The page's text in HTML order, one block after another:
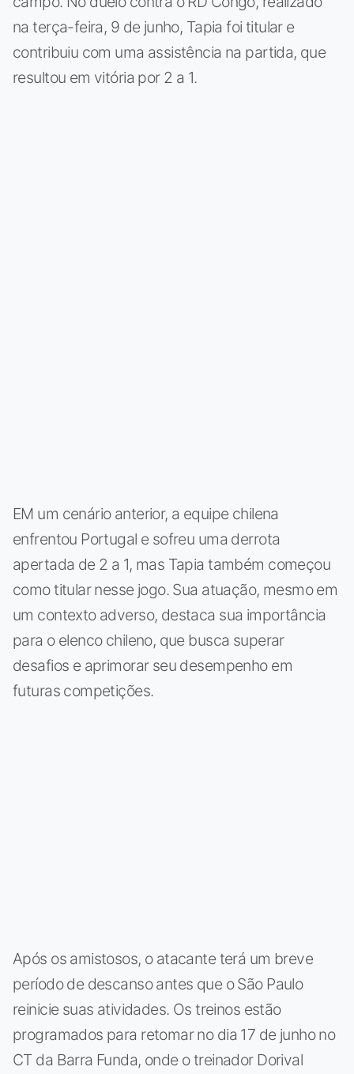
na terça-feira, 9 de junho, Tapia foi titular e
contribuiu com uma assistência na partida, que
resultou em vitória por 2 a 1.
EM um cenário anterior, a equipe chilena
enfrentou Portugal e sofreu uma derrota
apertada de 2 a 1, mas Tapia também começou
como titular nesse jogo. Sua atuação, mesmo em
um contexto adverso, destaca sua importância
para o elenco chileno, que busca superar
desafios e aprimorar seu desempenho em
futuras competições.
Após os amistosos, o atacante terá um breve
período de descanso antes que o São Paulo
reinicie suas atividades. Os treinos estão
programados para retomar no dia 17 de junho no
CT da Barra Funda, onde o treinador Dorival